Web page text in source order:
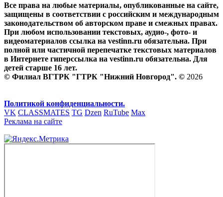
Все права на любые материалы, опубликованные на сайте,
защищены в соответствии с российским и международным
законодательством об авторском праве и смежных правах.
При любом использовании текстовых, аудио-, фото- и
видеоматериалов ссылка на vestinn.ru обязательна. При
полной или частичной перепечатке текстовых материалов
в Интернете гиперссылка на vestinn.ru обязательна. Для
детей старше 16 лет.
© Филиал ВГТРК "ГТРК "Нижний Новгород". © 2026
Политикой конфиденциальности.
VK CLASSMATES TG Dzen RuTube Max
Реклама на сайте